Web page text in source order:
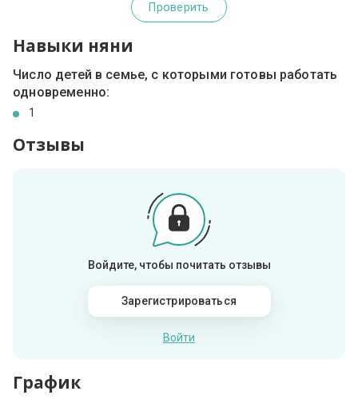
Проверить
Навыки няни
Число детей в семье, с которыми готовы работать
одновременно:
1
Отзывы
Войдите, чтобы почитать отзывы
Зарегистрироваться
Войти
График